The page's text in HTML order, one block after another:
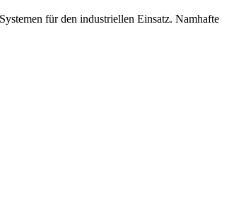
für den industriellen Einsatz. Namhafte